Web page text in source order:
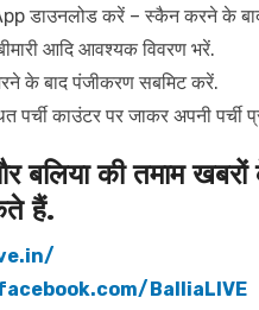
डाउनलोड करें – स्कैन करने के
आदि आवश्यक विवरण भरें.
के बाद पंजीकरण सबमिट करें.
पर्ची काउंटर पर जाकर अपनी पर्ची
की तमाम खबरों
हैं.
BalliaLIVE